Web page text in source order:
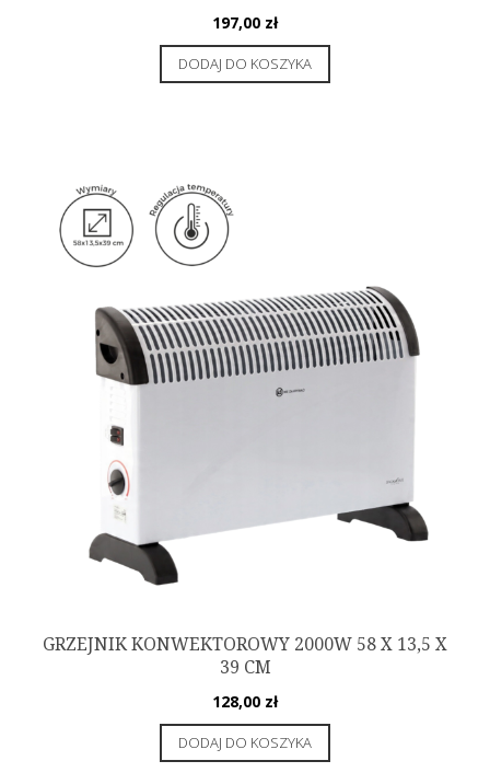
197,00 zł
DODAJ DO KOSZYKA
GRZEJNIK KONWEKTOROWY 2000W 58 X 13,5 X
39 CM
128,00 zł
DODAJ DO KOSZYKA